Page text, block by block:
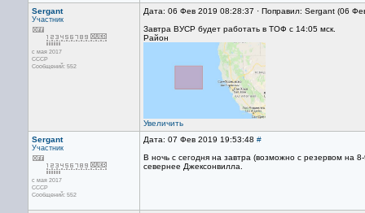
Sergant
Участник
с мая 2017
CCCP
Сообщений: 552
Дата: 06 Фев 2019 08:28:37 · Поправил: Sergant (06
Завтра ВУСР будет работать в ТОФ с 14:05 мск.
Район
Увеличить
Sergant
Участник
с мая 2017
CCCP
Сообщений: 552
Дата: 07 Фев 2019 19:53:48 #
В ночь с сегодня на завтра (возможно с резервом на
севернее Джексонвилла.